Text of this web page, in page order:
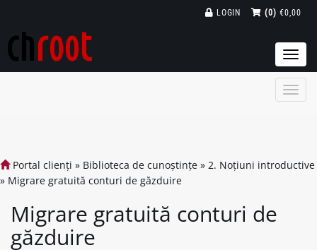
(0) €0,00
LOGIN
Portal clienți » Biblioteca de cunoștințe » 2. Noțiuni introductive
» Migrare gratuită conturi de găzduire
Migrare gratuită conturi de
găzduire